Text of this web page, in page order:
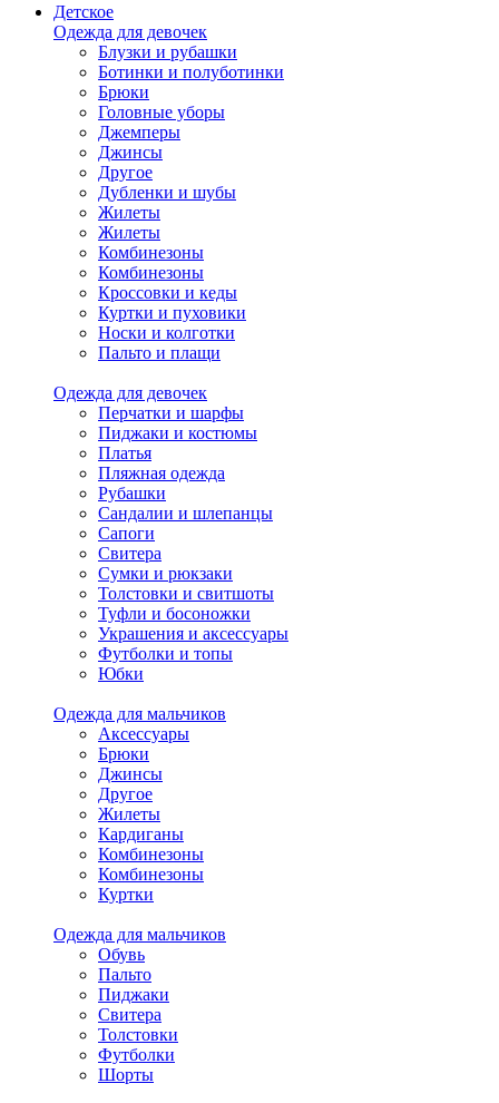
Детское
Одежда для девочек
Блузки и рубашки
Ботинки и полуботинки
Брюки
Головные уборы
Джемперы
Джинсы
Другое
Дубленки и шубы
Жилеты
Жилеты
Комбинезоны
Комбинезоны
Кроссовки и кеды
Куртки и пуховики
Носки и колготки
Пальто и плащи
Одежда для девочек
Перчатки и шарфы
Пиджаки и костюмы
Платья
Пляжная одежда
Рубашки
Сандалии и шлепанцы
Сапоги
Свитера
Сумки и рюкзаки
Толстовки и свитшоты
Туфли и босоножки
Украшения и аксессуары
Футболки и топы
Юбки
Одежда для мальчиков
Аксессуары
Брюки
Джинсы
Другое
Жилеты
Кардиганы
Комбинезоны
Комбинезоны
Куртки
Одежда для мальчиков
Обувь
Пальто
Пиджаки
Свитера
Толстовки
Футболки
Шорты